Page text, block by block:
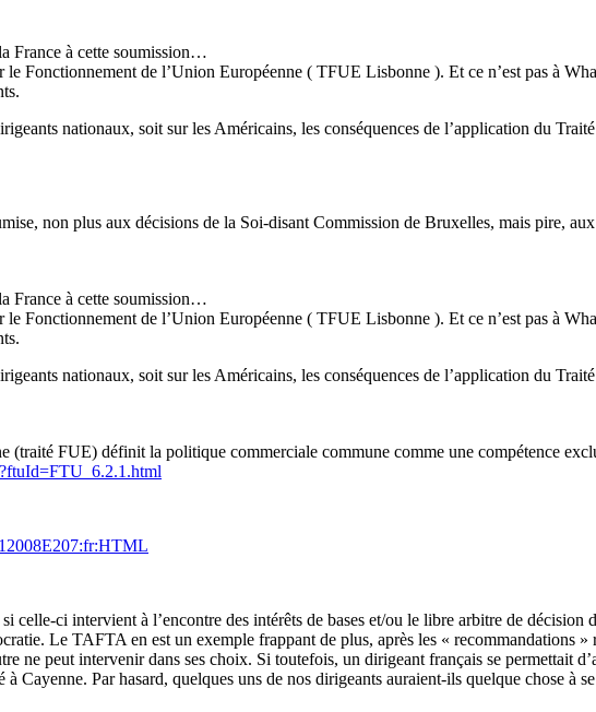
France à cette soumission…
Fonctionnement de l’Union Européenne ( TFUE Lisbonne ). Et ce n’est pas à
nationaux, soit sur les Américains, les conséquences de l’application du
non plus aux décisions de la Soi-disant Commission de Bruxelles, mais pire,
France à cette soumission…
Fonctionnement de l’Union Européenne ( TFUE Lisbonne ). Et ce n’est pas à
nationaux, soit sur les Américains, les conséquences de l’application du
(traité FUE) définit la politique commerciale commune comme une compétence
celle-ci intervient à l’encontre des intérêts de bases et/ou le libre arbitre de décision
Le TAFTA en est un exemple frappant de plus, après les « recommandations
ne peut intervenir dans ses choix. Si toutefois, un dirigeant français se permettait
Cayenne. Par hasard, quelques uns de nos dirigeants auraient-ils quelque chose à